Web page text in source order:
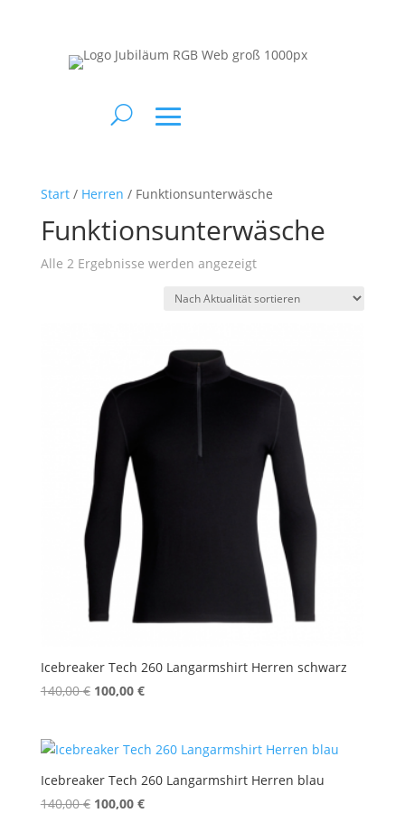
Start/ Herren / Funktionsunterwäsche
Funktionsunterwäsche
Alle 2 Ergebnisse werden angezeigtNach
sortiert
Icebreaker Tech 260 Langarmshirt Herren schwarz
140,00€ Ursprünglicher
140,00 €
100,00 €Aktueller
100,00 €.
Icebreaker Tech 260 Langarmshirt Herren blau
140,00€ Ursprünglicher
100,00 €Aktueller